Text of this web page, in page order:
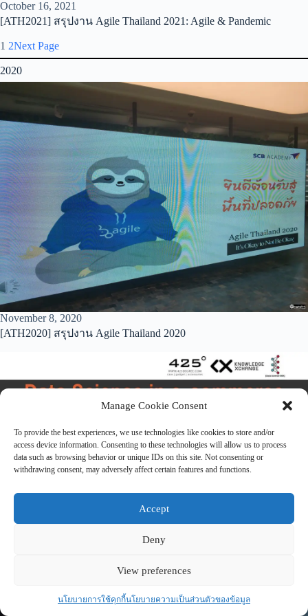
Manage Cookie Consent
To provide the best experiences, we use technologies like cookies to store and/or
access device information. Consenting to these technologies will allow us to process
data such as browsing behavior or unique IDs on this site. Not consenting or
withdrawing consent, may adversely affect certain features and functions.
Accept
Deny
View preferences
นโยบายการใช้คุกกี้นโยบายความเป็นส่วนตัวของข้อมูล
October 16, 2021
[ATH2021] สรุปงาน Agile Thailand 2021: Agile & Pandemic
1 2Next Page
2020
November 8, 2020
[ATH2020] สรุปงาน Agile Thailand 2020
August 21, 2020
สรุปงาน Data Science BKK #11 – 425Degree Data Science in E-